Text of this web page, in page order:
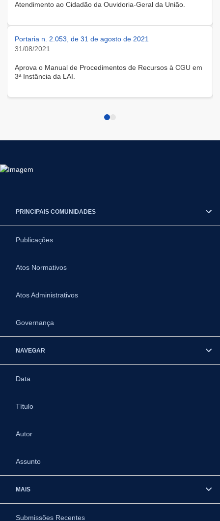
Atendimento ao Cidadão da Ouvidoria-Geral da União.
Portaria n. 2.053, de 31 de agosto de 2021
31/08/2021
Aprova o Manual de Procedimentos de Recursos à CGU em
3ª Instância da LAI.
PRINCIPAIS COMUNIDADES
Publicações
Atos Normativos
Atos Administrativos
Governança
NAVEGAR
Data
Título
Autor
Assunto
MAIS
Submissões Recentes